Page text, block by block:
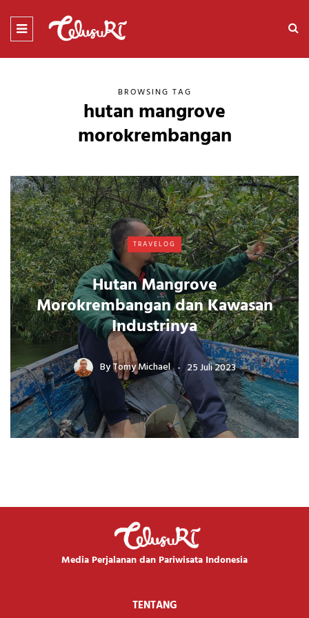
BROWSING TAG
hutan mangrove
morokrembangan
TRAVELOG
Hutan Mangrove
Morokrembangan dan Kawasan
Industrinya
ByTomy Michael 25 Juli 2023
Media Perjalanan dan Pariwisata Indonesia
TENTANG